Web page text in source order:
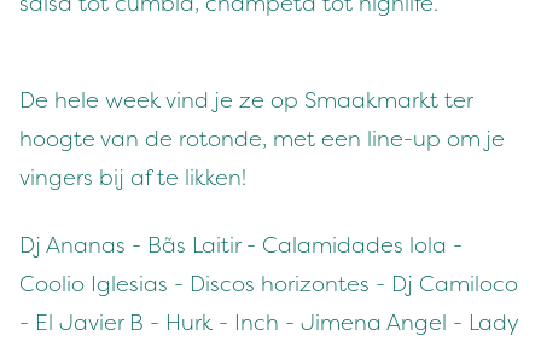
De hele week vind je ze op Smaakmarkt ter
hoogte van de rotonde, met een line-up om je
vingers bij af te likken!
Dj Ananas - Bãs Laitir - Calamidades lola -
Coolio Iglesias - Discos horizontes - Dj Camiloco
- El Javier B - Hurk - Inch - Jimena Angel - Lady